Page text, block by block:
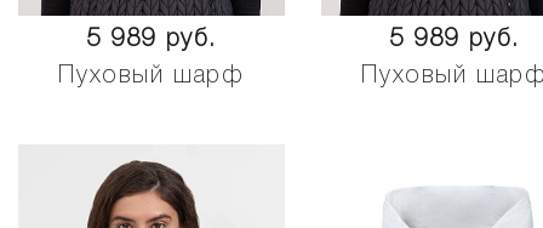
5 989 руб.
Пуховый шарф
5 989 руб.
Пуховый